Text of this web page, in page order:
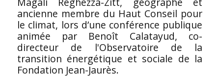
ancienne membre du Haut Conseil pour
le climat, lors d’une conférence publique
animée par Benoît Calatayud, co-
directeur de l'Observatoire de la
transition énergétique et sociale de la
Fondation Jean-Jaurès.